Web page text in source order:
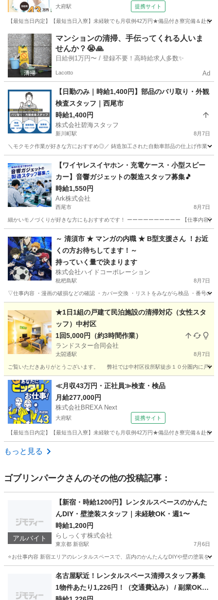
大府駅 提携サイト
【最短当日内定】【最短当日入寮】未経験でも月収例42万円★備品付き寮完備＆赴
愛知 大府市 大府駅 その他
マンションの清掃、手伝ってくれる人いま
せんか？😭🙏
日給例1万円〜 / 登録不要！高時給求人多数✨
Lacotto Ad
【日勤のみ｜時給1,400円】部品のバリ取り・外観
検査スタッフ｜西尾市
時給1,400円
株式会社碧海スタッフ
新川町駅 8月7日
＼モクモク作業が好きな方におすすめ◎／ 鋳造加工された自動車部品の仕上げ作業・
新川町駅 軽作業 時給
【ワイヤレスイヤホン・充電ケース・小型スピー
カー】音響ガジェットの製造スタッフ募集🎵
時給1,550円
Ark株式会社
西尾市 8月7日
細かいモノづくりが好きな方にもおすすめです！ ーーーーーーーーーー 【仕事内容
工場 スタッフ
～ 清須市 ★ マンガの内職 ★ B型支援さん ！お近
くの方お待ちしてます！～
持っていく量で決まります
株式会社ハイドコーポレーション
枇杷島駅 8月7日
▽仕事内容 ・漫画の破損などの確認 ・カバー交換 ・リストをみながら検品 ・番号の
枇杷島駅 その他 漫画
★1日1組の戸建て民泊施設の清掃対応（女性スタ
ッフ）中村区
1回5,000円（約3時間作業）
ランドスター合同会社
太閤通駅 8月7日
ご覧いただきありがとうございます。 弊社では中村区役所駅徒歩１０分圏内に
愛知 名古屋市 太閤通駅 清掃 スタッフ
≪月収43万円・正社員≫検査・検品
月給277,000円
株式会社BREXA Next
大府駅 提携サイト
【最短当日内定】【最短当日入寮】未経験でも月収例42万円★備品付き寮完備＆赴
愛知 大府市
もっと見る
ゴブリンパーク さんのその他の投稿記事：
アルバイト
【新宿・時給1200円】レンタルスペースのかんた
んDIY・壁塗装スタッフ｜未経験OK・週1〜
時給1,200円
らしっくす株式会社
東京都 新宿駅 7月6日
⭐お仕事内容 新宿エリアのレンタルスペースで、店内のかんたんなDIYや壁の塗装を
新宿駅 その他
名古屋駅近！レンタルスペース清掃スタッフ募集
1物件あたり1,226円！（交通費込み） / 副業OK /